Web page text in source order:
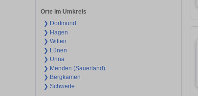
Orte im Umkreis
❯ Dortmund
❯ Hagen
❯ Witten
❯ Lünen
❯ Unna
❯ Menden (Sauerland)
❯ Bergkamen
❯ Schwerte